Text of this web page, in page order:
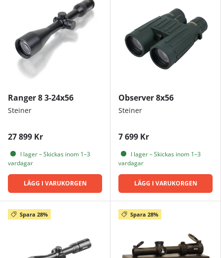
Ranger 8 3-24x56
Steiner
27 899 Kr
I lager – Skickas inom 1–3
vardagar
LÄGG I VARUKORGEN
Observer 8x56
Steiner
7 699 Kr
I lager – Skickas inom 1–3
vardagar
LÄGG I VARUKORGEN
Spara 28% Spara 28%